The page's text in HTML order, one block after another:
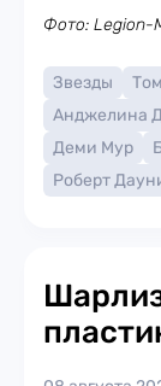
Фото: Legion-
Звезды
Анджелина
Деми Мур
Роберт